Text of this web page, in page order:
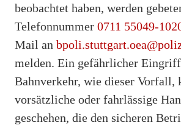
beobachtet haben, werden
Telefonnummer 0711 55049-
Mail an
melden. Ein gefährlicher
Bahnverkehr, wie dieser Vorfall,
vorsätzliche oder fahrlässige
geschehen, die den sicheren